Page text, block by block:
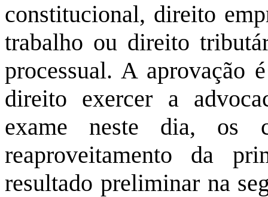
constitucional, direito
trabalho ou direito
processual. A aprovação
direito exercer a
exame neste dia, os
reaproveitamento da
resultado preliminar na